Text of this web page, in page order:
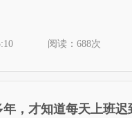
阅读：688次
年，才知道每天上班